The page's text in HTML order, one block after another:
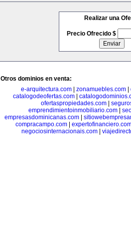
Realizar una
Precio Ofrecido $
Otros dominios en venta:
e-arquitectura.com| zonamuebles.com|
catalogodeofertas.com|
ofertaspropiedades.com|
emprendimientoinmobiliario.com|
empresasdominicanas.com|
compracampo.com|
negociosinternacionais.com